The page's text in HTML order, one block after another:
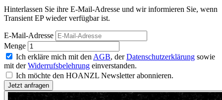
Hinterlassen Sie ihre E-Mail-Adresse und wir informieren Sie, wenn
Transient EP wieder verfügbar ist.
E-Mail-Adresse
Menge
Ich erkläre mich mit den AGB, derDatenschutzerklärung sowie
mit derWiderrufsbelehrung einverstanden.
Ich möchte den HOANZL Newsletter abonnieren.